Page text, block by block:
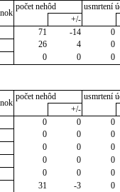
počet nehôd
usmrtení
+/-
71 -14
0
26 4
0
0 0 0
počet nehôd
usmrtení
+/-
0 0
0
0 0
0
0 0
0
0 0
0
0 0
0
31 -3
0